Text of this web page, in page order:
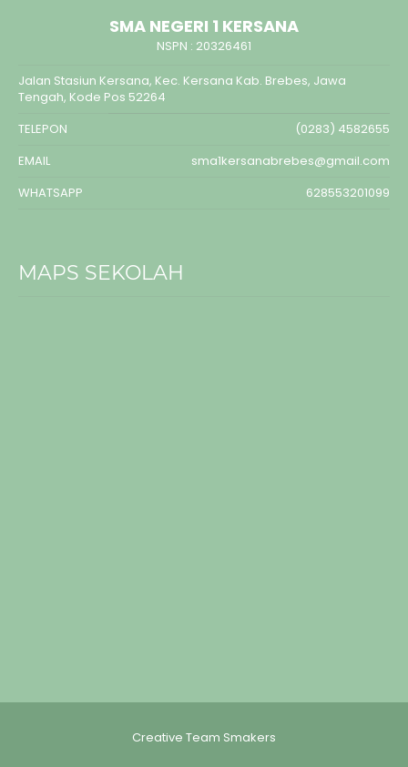
SMA NEGERI 1 KERSANA
NSPN : 20326461
Jalan Stasiun Kersana, Kec. Kersana Kab. Brebes, Jawa
Tengah, Kode Pos 52264
TELEPON
(0283) 4582655
EMAIL
sma1kersanabrebes@gmail.com
WHATSAPP
628553201099
MAPS SEKOLAH
Creative Team Smakers